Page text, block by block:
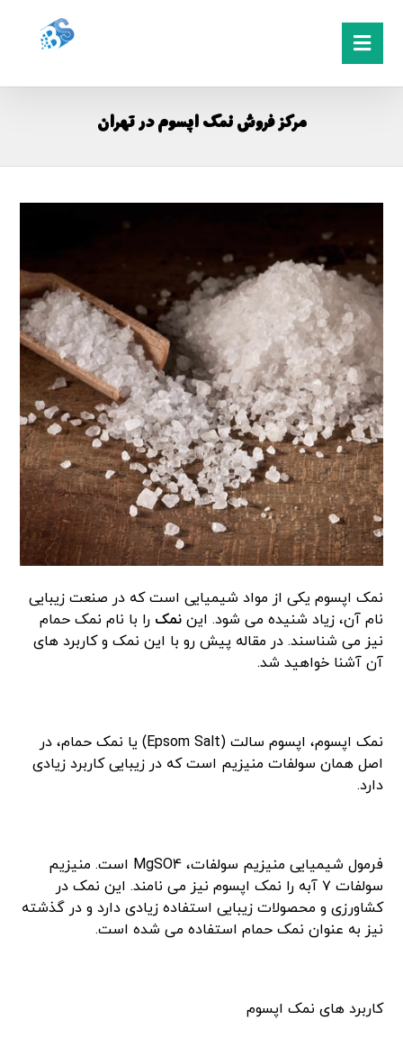
مرکز فروش نمک اپسوم در تهران
نمک اپسوم یکی از مواد شیمیایی است که در صنعت زیبایی
نام آن، زیاد شنیده می شود. ایننمک را با نام نمک حمام
نیز می شناسند. در مقاله پیش رو با این نمک و کاربرد های
آن آشنا خواهید شد.
نمک اپسوم، اپسوم سالت (Epsom Salt) یا نمک حمام، در
اصل همان سولفات منیزیم است که در زیبایی کاربرد زیادی
دارد.
فرمول شیمیایی منیزیم سولفات، MgSO4 است. منیزیم
سولفات ۷ آبه را نمک اپسوم نیز می نامند. این نمک در
کشاورزی و محصولات زیبایی استفاده زیادی دارد و در گذشته
نیز به عنوان نمک حمام استفاده می شده است.
کاربرد های نمک اپسوم